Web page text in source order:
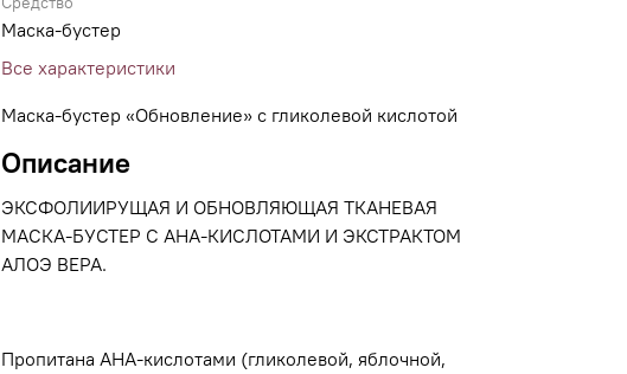
Маска-бустер
Все характеристики
Маска-бустер «Обновление» с гликолевой кислотой
Описание
ЭКСФОЛИИРУЩАЯ И ОБНОВЛЯЮЩАЯ ТКАНЕВАЯ
МАСКА-БУСТЕР С AHA-КИСЛОТАМИ И ЭКСТРАКТОМ
АЛОЭ ВЕРА.
Пропитана АНА-кислотами (гликолевой, яблочной,